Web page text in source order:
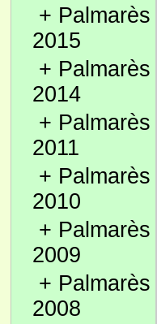
+ Palmarès
2015
+ Palmarès
2014
+ Palmarès
2011
+ Palmarès
2010
+ Palmarès
2009
+ Palmarès
2008